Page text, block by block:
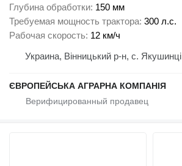
Глубина обработки 150 мм
Требуемая мощность трактора 300 л.с.
Рабочая скорость 12 км/ч
Украина, Вінницький р-н, с. Якушинці
ЄВРОПЕЙСЬКА АГРАРНА КОМПАНІЯ